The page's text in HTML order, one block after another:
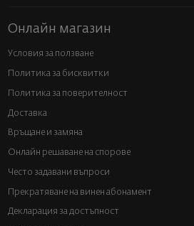
Онлайн магазин
Условия за ползване
Политика за бисквитки
Политика за поверителност
Доставка
Връщане и замяна
Онлайн решаване на спорове
Често задавани въпроси
Прекратяване на винен абонамент
Декларация за достъпност